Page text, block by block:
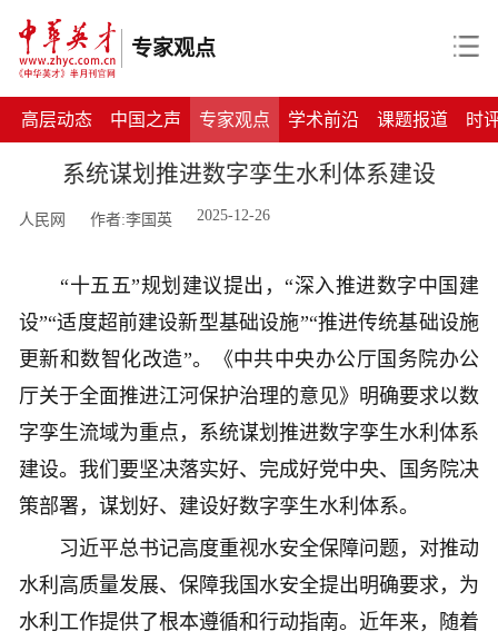
专家观点
高层动态 中国之声 专家观点 学术前沿 课题报道 时
系统谋划推进数字孪生水利体系建设
人民网 作者:李国英 2025-12-26
“十五五”规划建议提出，“深入推进数字中国建
设”“适度超前建设新型基础设施”“推进传统基础设施
更新和数智化改造”。《中共中央办公厅国务院办公
厅关于全面推进江河保护治理的意见》明确要求以数
字孪生流域为重点，系统谋划推进数字孪生水利体系
建设。我们要坚决落实好、完成好党中央、国务院决
策部署，谋划好、建设好数字孪生水利体系。
习近平总书记高度重视水安全保障问题，对推动
水利高质量发展、保障我国水安全提出明确要求，为
水利工作提供了根本遵循和行动指南。近年来，随着